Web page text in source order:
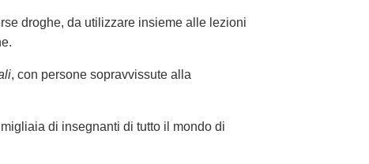
droghe, da utilizzare insieme alle lezioni
, con persone sopravvissute alla
di insegnanti di tutto il mondo di